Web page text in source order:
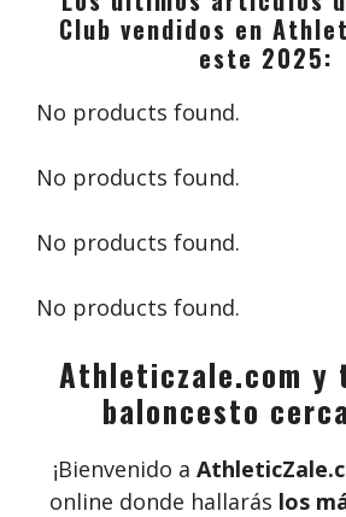
Club vendidos en
este 2025:
No products found.
No products found.
No products found.
No products found.
Athleticzale.com y
baloncesto
¡Bienvenido a
online donde hallarás los